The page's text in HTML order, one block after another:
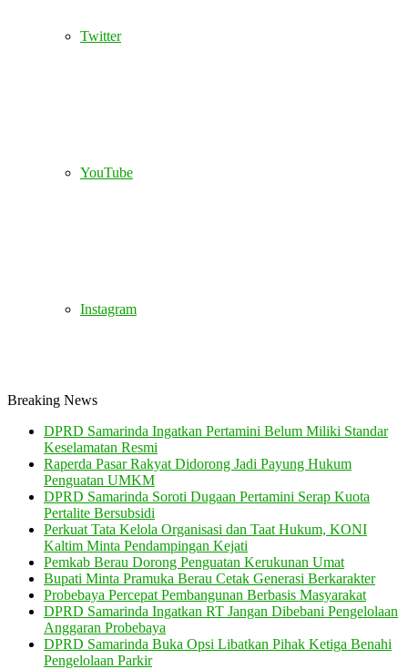
Twitter
YouTube
Instagram
Breaking News
DPRD Samarinda Ingatkan Pertamini Belum Miliki Standar
Keselamatan Resmi
Raperda Pasar Rakyat Didorong Jadi Payung Hukum
Penguatan UMKM
DPRD Samarinda Soroti Dugaan Pertamini Serap Kuota
Pertalite Bersubsidi
Perkuat Tata Kelola Organisasi dan Taat Hukum, KONI
Kaltim Minta Pendampingan Kejati
Pemkab Berau Dorong Penguatan Kerukunan Umat
Bupati Minta Pramuka Berau Cetak Generasi Berkarakter
Probebaya Percepat Pembangunan Berbasis Masyarakat
DPRD Samarinda Ingatkan RT Jangan Dibebani Pengelolaan
Anggaran Probebaya
DPRD Samarinda Buka Opsi Libatkan Pihak Ketiga Benahi
Pengelolaan Parkir